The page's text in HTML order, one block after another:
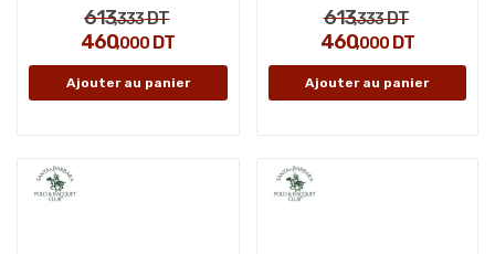
613,333DT
460,000 DT
Ajouter au panier
613,333DT
460,000DT
Ajouter au panier